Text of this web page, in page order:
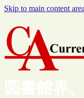
Skip to main content area
図書館界